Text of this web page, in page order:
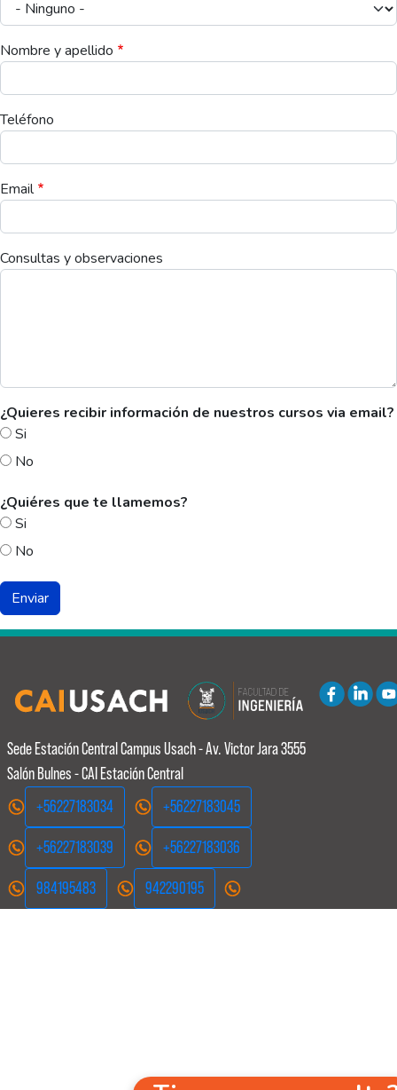
Nombre y apellido
Teléfono
Email
Consultas y observaciones
¿Quieres recibir información de nuestros cursos via email?
Si
No
¿Quiéres que te llamemos?
Si
No
Sede Estación Central Campus Usach - Av. Victor Jara 3555
Salón Bulnes - CAI Estación Central
+56227183034
+56227183045
+56227183039 +56227183036
984195483 942290195